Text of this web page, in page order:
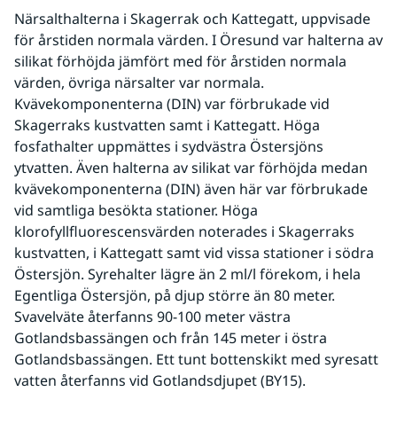
Närsalthalterna i Skagerrak och Kattegatt, uppvisade
för årstiden normala värden. I Öresund var halterna av
silikat förhöjda jämfört med för årstiden normala
värden, övriga närsalter var normala.
Kvävekomponenterna (DIN) var förbrukade vid
Skagerraks kustvatten samt i Kattegatt. Höga
fosfathalter uppmättes i sydvästra Östersjöns
ytvatten. Även halterna av silikat var förhöjda medan
kvävekomponenterna (DIN) även här var förbrukade
vid samtliga besökta stationer. Höga
klorofyllfluorescensvärden noterades i Skagerraks
kustvatten, i Kattegatt samt vid vissa stationer i södra
Östersjön. Syrehalter lägre än 2 ml/l förekom, i hela
Egentliga Östersjön, på djup större än 80 meter.
Svavelväte återfanns 90-100 meter västra
Gotlandsbassängen och från 145 meter i östra
Gotlandsbassängen. Ett tunt bottenskikt med syresatt
vatten återfanns vid Gotlandsdjupet (BY15).